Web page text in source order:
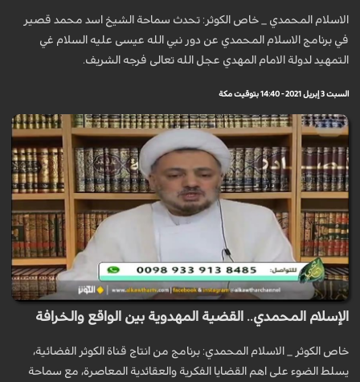
الاسلام المحمدي _ خاص الكوثر: تحدث سماحة الشيخ اسد محمد قصير
في برنامج الاسلام المحمدي عن دور نبي الله عيسى عليه السلام غي
التمهيد لدولة الامام المهدي عجل الله تعالى فرجه الشريف.
السبت 3 إبريل 2021 - 14:40 بتوقيت مكة
الإسلام المحمدي.. القضية المهدوية بين الواقع والخرافة
خاص الكوثر _ الاسلام المحمدي: برنامج من انتاج قناة الكوثر الفضائية،
يسلط الضوء على اهم القضايا الفكرية والعقائدية المعاصرة، مع سماحة